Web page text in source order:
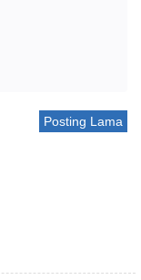
Posting Lama